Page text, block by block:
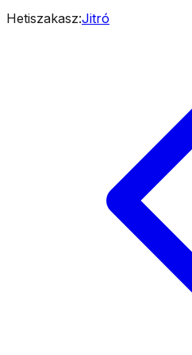
Hetiszakasz:Jitró